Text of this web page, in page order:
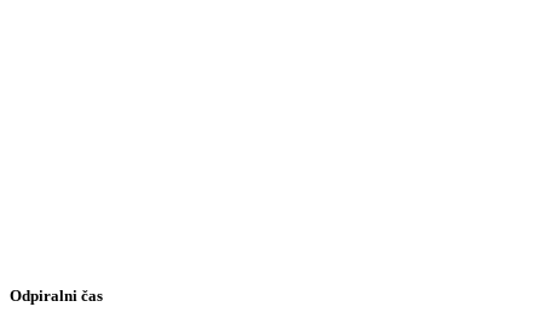
Odpiralni čas